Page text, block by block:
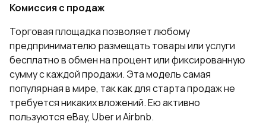
Комиссия с продаж
Торговая площадка позволяет любому
предпринимателю размещать товары или услуги
бесплатно в обмен на процент или фиксированную
сумму с каждой продажи. Эта модель самая
популярная в мире, так как для старта продаж не
требуется никаких вложений. Ею активно
пользуются eBay, Uber и Airbnb.